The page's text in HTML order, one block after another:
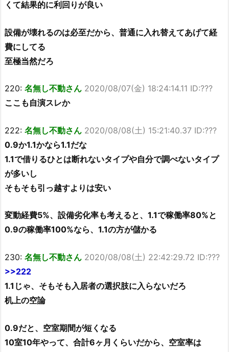
くて結果的に利回りが良い
設備が壊れるのは必至だから、普通に入れ替えてあげて経
費にしてる
至極当然だろ
220: 名無し不動さん 2020/08/07(金) 18:24:14.11 ID:???
ここも自演スレか
222: 名無し不動さん 2020/08/08(土) 15:21:40.37 ID:???
0.9か1.1かなら1.1だな
1.1で借りるひとは断れないタイプや自分で調べないタイプ
が多いし
そもそも引っ越すよりは安い
変動経費5%、設備劣化率も考えると、1.1で稼働率80%と
0.9の稼働率100%なら、1.1の方が儲かる
230: 名無し不動さん 2020/08/08(土) 22:42:29.72 ID:???
>>222
1.1じゃ、そもそも入居者の選択肢に入らないだろ
机上の空論
0.9だと、空室期間が短くなる
10室10年やって、合計6ヶ月くらいだから、空室率は